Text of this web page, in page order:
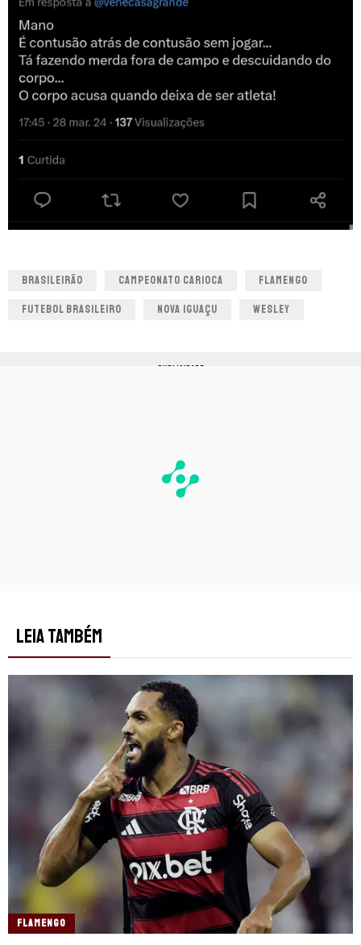
BRASILEIRÃO CAMPEONATO CARIOCA FLAMENGO
FUTEBOL BRASILEIRO NOVA IGUAÇU WESLEY
PUBLICIDADE
LEIA TAMBÉM
FLAMENGO